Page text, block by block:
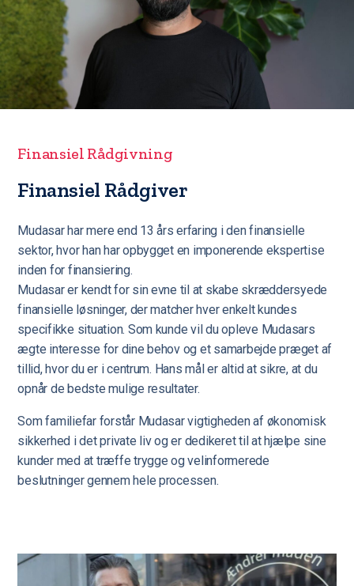
Finansiel Rådgivning
Finansiel Rådgiver
Mudasar har mere end 13 års erfaring i den finansielle
sektor, hvor han har opbygget en imponerende ekspertise
inden for finansiering.
Mudasar er kendt for sin evne til at skabe skræddersyede
finansielle løsninger, der matcher hver enkelt kundes
specifikke situation. Som kunde vil du opleve Mudasars
ægte interesse for dine behov og et samarbejde præget af
tillid, hvor du er i centrum. Hans mål er altid at sikre, at du
opnår de bedste mulige resultater.
Som familiefar forstår Mudasar vigtigheden af økonomisk
sikkerhed i det private liv og er dedikeret til at hjælpe sine
kunder med at træffe trygge og velinformerede
beslutninger gennem hele processen.